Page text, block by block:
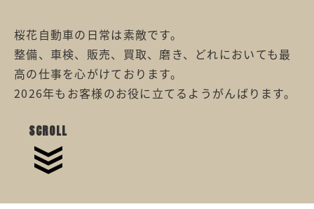
桜花自動車の日常は素敵です。
整備、車検、販売、買取、磨き、どれにおいても最
高の仕事を心がけております。
2026年もお客様のお役に立てるようがんばります。
SCROLL